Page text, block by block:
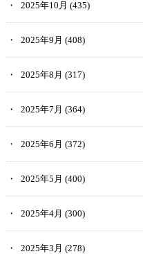
2025年10月 (435)
2025年9月 (408)
2025年8月 (317)
2025年7月 (364)
2025年6月 (372)
2025年5月 (400)
2025年4月 (300)
2025年3月 (278)